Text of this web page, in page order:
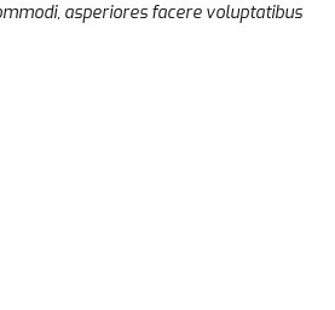
asperiores facere voluptatibus